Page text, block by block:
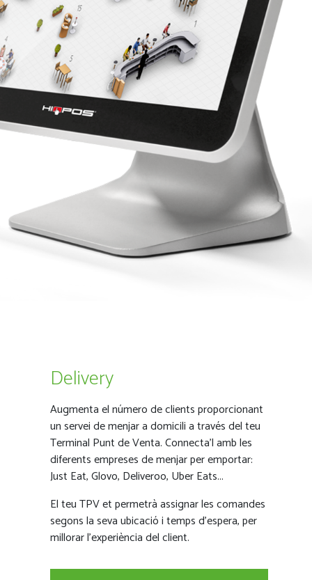
Delivery
Augmenta el número de clients proporcionant
un servei de menjar a domicili a través del teu
Terminal Punt de Venta. Connecta’l amb les
diferents empreses de menjar per emportar:
Just Eat, Glovo, Deliveroo, Uber Eats...
El teu TPV et permetrà assignar les comandes
segons la seva ubicació i temps d’espera, per
millorar l’experiència del client.